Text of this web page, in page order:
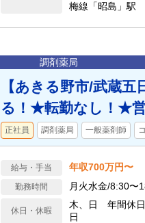
梅線「昭島」駅
調剤薬局
【あきる野市/武蔵
る！★転勤なし！★営
正社員 調剤薬局 一般薬剤師
給与・手当 年収700万円〜
勤務時間 月火水金/8:30
休日・休暇
木、日 年間休
日